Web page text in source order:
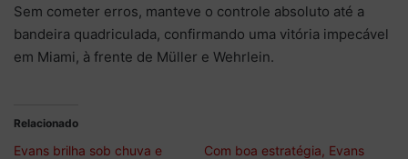
Sem cometer erros, manteve o controle absoluto até a
bandeira quadriculada, confirmando uma vitória impecável
em Miami, à frente de Müller e Wehrlein.
Relacionado
Evans brilha sob chuva e
Com boa estratégia, Evans